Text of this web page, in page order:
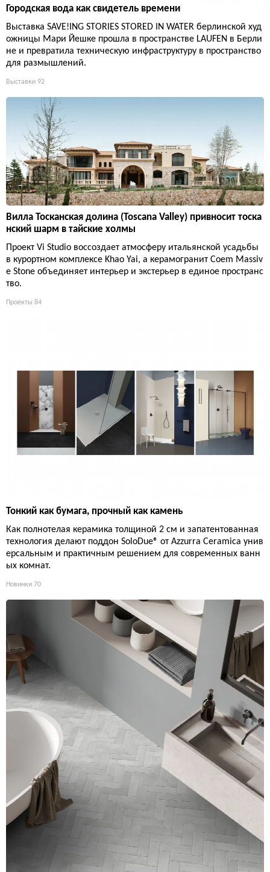
Городская вода как свидетель времени
Выставка SAVE!ING STORIES STORED IN WATER берлинской худ
ожницы Мари Йешке прошла в пространстве LAUFEN в Берли
не и превратила техническую инфраструктуру в пространство
для размышлений.
Выставки 92
Вилла Тосканская долина (Toscana Valley) привносит тоска
нский шарм в тайские холмы
Проект Vi Studio воссоздает атмосферу итальянской усадьбы
в курортном комплексе Khao Yai, а керамогранит Coem Massiv
e Stone объединяет интерьер и экстерьер в единое пространс
тво.
Проекты 84
Тонкий как бумага, прочный как камень
Как полнотелая керамика толщиной 2 см и запатентованная
технология делают поддон SoloDue® от Azzurra Ceramica унив
ерсальным и практичным решением для современных ванн
ых комнат.
Новинки 70